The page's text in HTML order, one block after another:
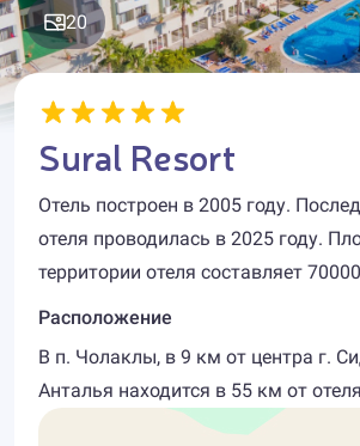
20
Sural Resort
Отель построен в 2005 году.
отеля проводилась в 2025 году.
территории отеля составляет
Расположение
В п. Чолаклы, в 9 км от центра г.
Анталья находится в 55 км от